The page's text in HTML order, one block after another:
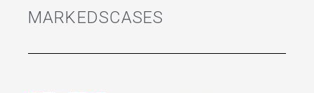
MARKEDSCASES